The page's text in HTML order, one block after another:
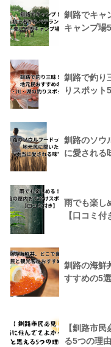
釧路でキャ
キャンプ場
釧路で釣り
りスポット
釧路のソウ
に愛される
雨でも楽し
【口コミ付
釧路の海鮮
すすめの5選
【釧路市
る5つの理由